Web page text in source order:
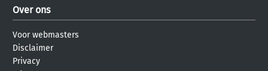
Over ons
Voor webmasters
Disclaimer
Privacy